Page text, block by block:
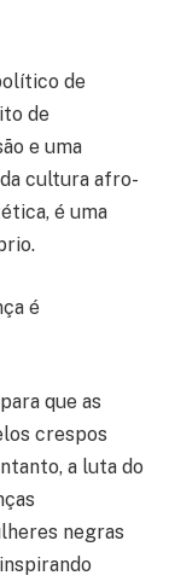
de
de
e uma
cultura afro-
é uma
é
que as
crespos
a luta do
negras